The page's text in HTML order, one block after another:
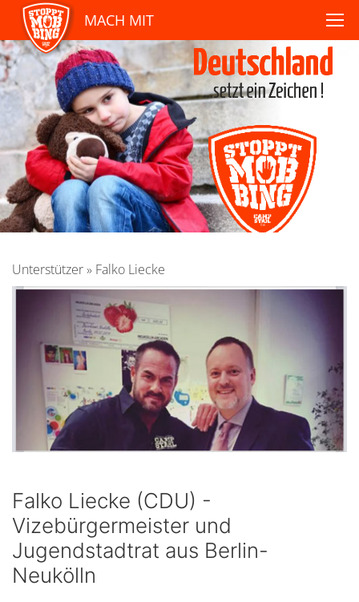
MACH MIT
Unterstützer» Falko Liecke
Falko Liecke (CDU) -
Vizebürgermeister und
Jugendstadtrat aus Berlin-
Neukölln